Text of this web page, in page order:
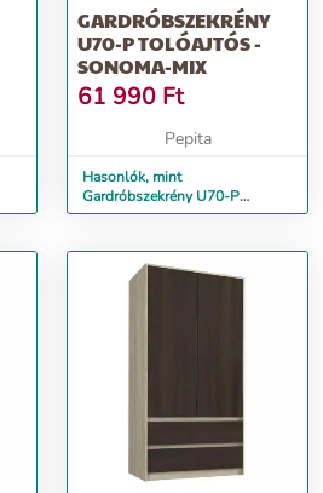
GARDRÓBSZEKRÉNY
U70-P TOLÓAJTÓS -
SONOMA-MIX
61 990 Ft
Pepita
Hasonlók, mint
Gardróbszekrény U70-P
tolóajtós - sonoma-mix